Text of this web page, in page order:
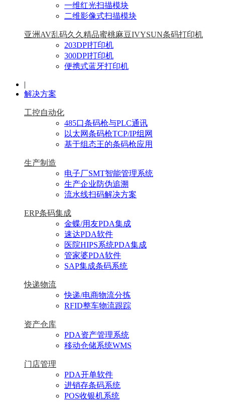
一维红光扫描模块
二维影像式扫描模块
亚洲AV乱码久久精品蜜桃麻豆IVYSUN条码打印机
203DPI打印机
300DPI打印机
便携式蓝牙打印机
|
解决方案
工控自动化
485口条码枪与PLC通讯
以太网条码枪TCP/IP组网
基于组态王的条码枪应用
生产制造
电子厂SMT智能管理系统
生产企业防伪追溯
流水线扫码解决方案
ERP条码集成
金蝶/用友PDA集成
速达PDA软件
医院HIPS系统PDA集成
管家婆PDA软件
SAP集成条码系统
快递物流
快递/电商物流分拣
RFID整车物流跟踪
资产仓库
PDA资产管理系统
移动仓储系统WMS
门店管理
PDA开单软件
进销存条码系统
POS收银机系统